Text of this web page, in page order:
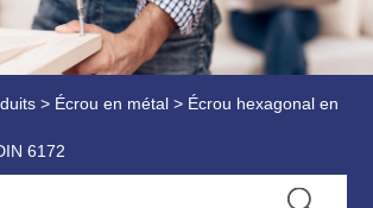
> Écrou en métal > Écrou hexagonal en
6172